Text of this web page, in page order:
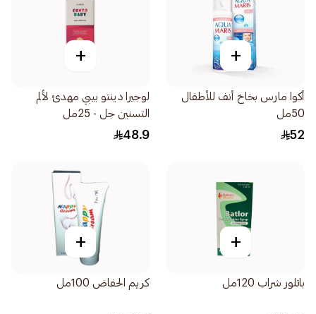
+
أكوا مارس بخاخ أنف للأطفال
50مل
52
+
لوجيرا دينتو بيبي مهدئ لألم
التسنين جل - 25مل
48.9
+
باتلور شراب 120مل
+
كريم الحفاض 100مل